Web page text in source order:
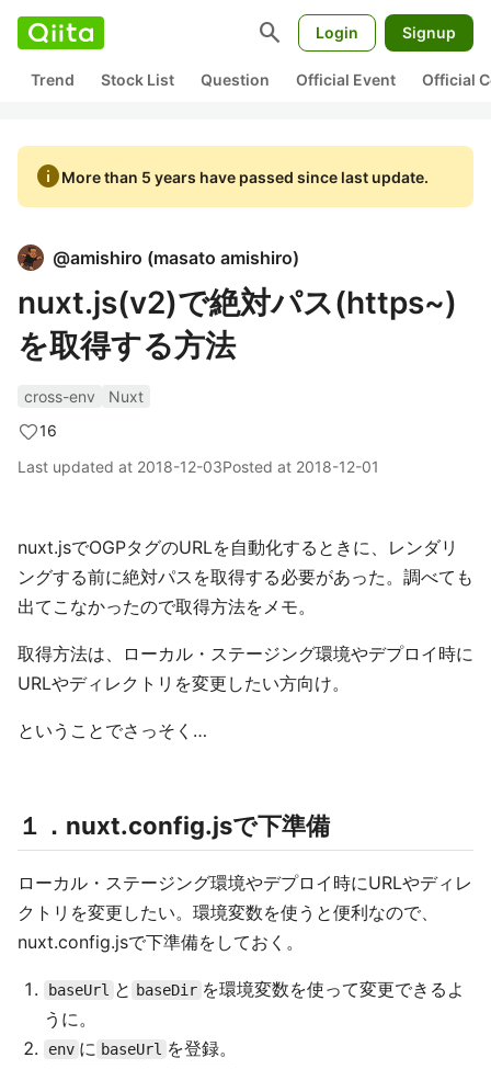
search Login Signup
Trend Stock List Question Official Event Official
infoMore than 5 years have passed since last update.
@amishiro (masato amishiro)
nuxt.js(v2)で絶対パス(https~)
を取得する方法
cross-env
Nuxt
16
Last updated at 2018-12-03Posted at 2018-12-01
nuxt.jsでOGPタグのURLを自動化するときに、レンダリ
ングする前に絶対パスを取得する必要があった。調べても
出てこなかったので取得方法をメモ。
取得方法は、ローカル・ステージング環境やデプロイ時に
URLやディレクトリを変更したい方向け。
ということでさっそく…
１．nuxt.config.jsで下準備
ローカル・ステージング環境やデプロイ時にURLやディレ
クトリを変更したい。環境変数を使うと便利なので、
nuxt.config.jsで下準備をしておく。
baseUrl と baseDir を環境変数を使って変更できるよ
うに。
env に baseUrl を登録。